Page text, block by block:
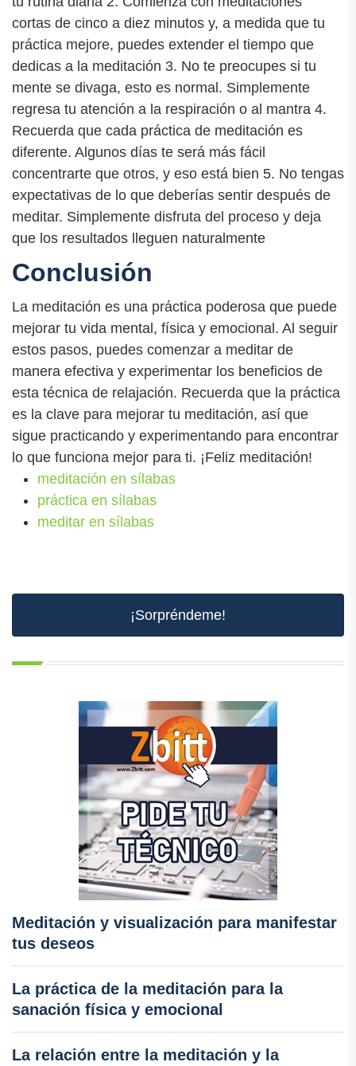
cortas de cinco a diez minutos y, a medida que tu
práctica mejore, puedes extender el tiempo que
dedicas a la meditación 3. No te preocupes si tu
mente se divaga, esto es normal. Simplemente
regresa tu atención a la respiración o al mantra 4.
Recuerda que cada práctica de meditación es
diferente. Algunos días te será más fácil
concentrarte que otros, y eso está bien 5. No tengas
expectativas de lo que deberías sentir después de
meditar. Simplemente disfruta del proceso y deja
que los resultados lleguen naturalmente
Conclusión
La meditación es una práctica poderosa que puede
mejorar tu vida mental, física y emocional. Al seguir
estos pasos, puedes comenzar a meditar de
manera efectiva y experimentar los beneficios de
esta técnica de relajación. Recuerda que la práctica
es la clave para mejorar tu meditación, así que
sigue practicando y experimentando para encontrar
lo que funciona mejor para ti. ¡Feliz meditación!
meditación en sílabas
práctica en sílabas
meditar en sílabas
¡Sorpréndeme!
Meditación y visualización para manifestar
tus deseos
La práctica de la meditación para la
sanación física y emocional
La relación entre la meditación y la